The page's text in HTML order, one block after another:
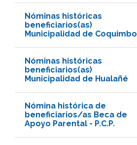
Nóminas históricas
beneficiarios(as)
Municipalidad de Coquimbo
Nóminas históricas
beneficiarios(as)
Municipalidad de Hualañé
Nómina histórica de
beneficiarios/as Beca de
Apoyo Parental - P.C.P.